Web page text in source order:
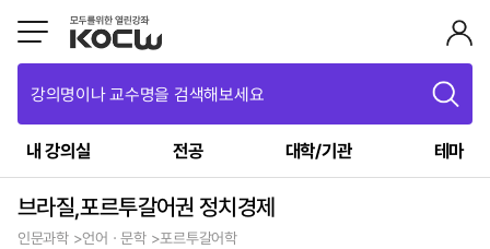
강의명이나 교수명을 검색해보세요
내 강의실 전공 대학/기관 테마
브라질,포르투갈어권 정치경제
인문과학 >언어ㆍ문학 >포르투갈어학